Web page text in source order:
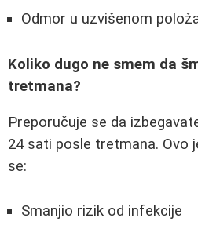
Odmor u uzvišenom
Koliko dugo ne smem da
tretmana?
Preporučuje se da
24 sati posle tretmana. Ovo
se:
Smanjio rizik od infekcije